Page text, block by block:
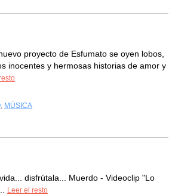
proyecto de Esfumato se oyen lobos,
inocentes y hermosas historias de amor y
, MÚSICA
disfrútala... Muerdo - Videoclip "Lo
Leer el resto